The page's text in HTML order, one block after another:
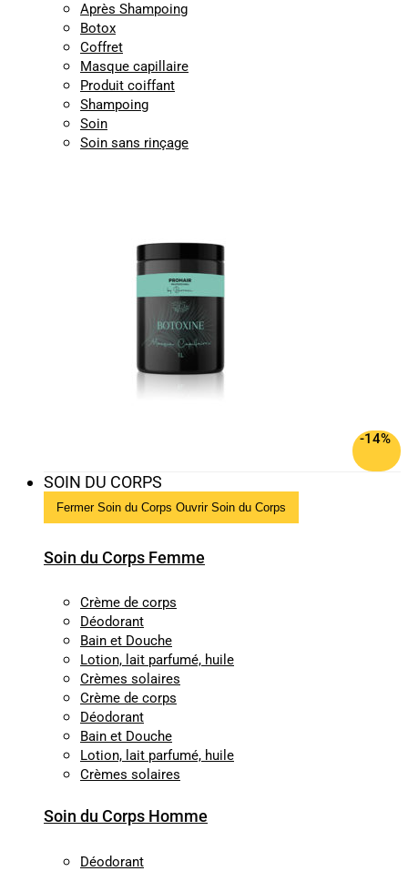
Après Shampoing
Botox
Coffret
Masque capillaire
Produit coiffant
Shampoing
Soin
Soin sans rinçage
-14%
SOIN DU CORPS
Fermer Soin du Corps Ouvrir Soin du Corps
Soin du Corps Femme
Crème de corps
Déodorant
Bain et Douche
Lotion, lait parfumé, huile
Crèmes solaires
Crème de corps
Déodorant
Bain et Douche
Lotion, lait parfumé, huile
Crèmes solaires
Soin du Corps Homme
Déodorant